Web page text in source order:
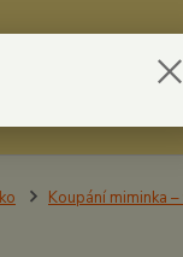
Koupání miminka